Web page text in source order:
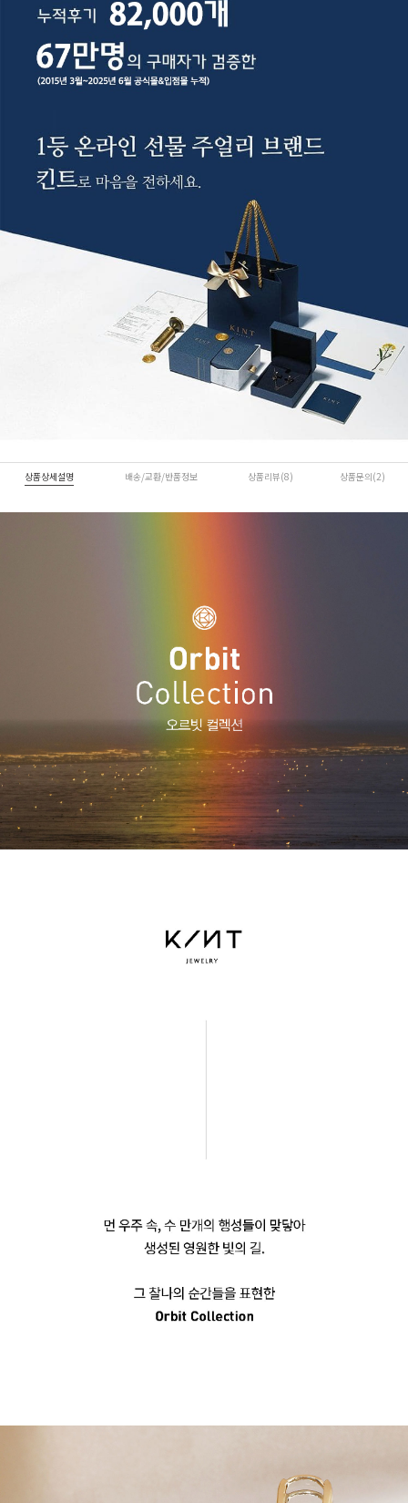
상품상세설명 배송/교환/반품정보 상품리뷰(8) 상품문의(2)